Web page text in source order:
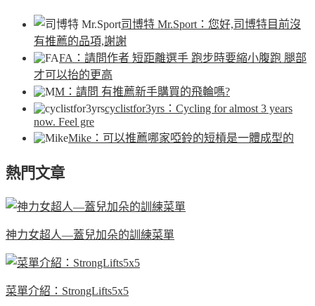
司博特 Mr.Sport ：您好,司博特目前沒
有推薦的品項,謝謝
FA ：請問作者 短距離選手 跑步時要縮小腹跑 腿部
才可以抬的更高
M ：請問 有推薦新手購買的飛輪嗎?
cyclistfor3yrs ：Cycling for almost 3 years
now. Feel gre
Mike ：可以推薦哪家啞鈴的短槓是一體成型的
熱門文章
神力女超人—蓋兒加朵的訓練菜單
菜單介紹：StrongLifts5x5